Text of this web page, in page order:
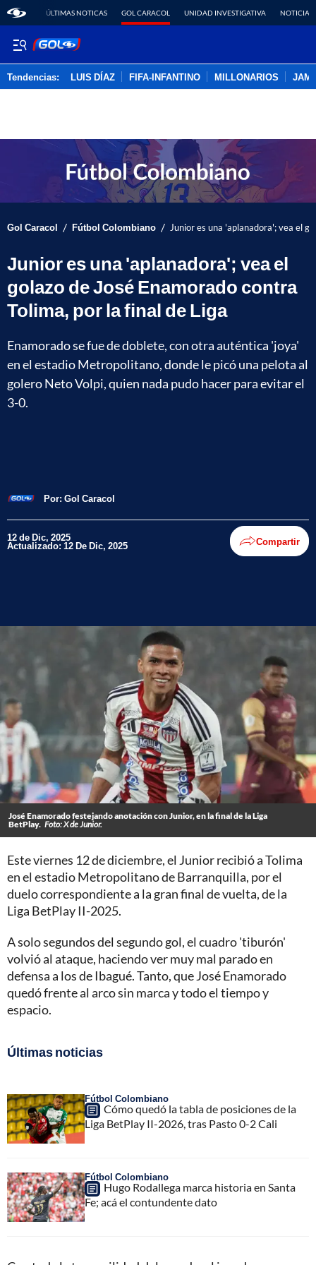
ÚLTIMAS NOTICAS GOL CARACOL UNIDAD INVESTIGATIVA NOTICIAS
Tendencias: LUIS DÍAZ FIFA-INFANTINO MILLONARIOS
Gol Caracol / Fútbol Colombiano / Junior es una 'aplanadora'; vea el
Junior es una 'aplanadora'; vea el
golazo de José Enamorado contra
Tolima, por la final de Liga
Enamorado se fue de doblete, con otra auténtica 'joya'
en el estadio Metropolitano, donde le picó una pelota al
golero Neto Volpi, quien nada pudo hacer para evitar el
3-0.
Por: Gol Caracol
12 de Dic, 2025
Actualizado: 12 De Dic, 2025 Compartir
José Enamorado festejando anotación con Junior, en la final de la Liga
BetPlay. Foto: X de Junior.
Este viernes 12 de diciembre, el Junior recibió a Tolima
en el estadio Metropolitano de Barranquilla, por el
duelo correspondiente a la gran final de vuelta, de la
Liga BetPlay II-2025.
A solo segundos del segundo gol, el cuadro 'tiburón'
volvió al ataque, haciendo ver muy mal parado en
defensa a los de Ibagué. Tanto, que José Enamorado
quedó frente al arco sin marca y todo el tiempo y
espacio.
Últimas noticias
Fútbol Colombiano
Cómo quedó la tabla de posiciones de la
Liga BetPlay II-2026, tras Pasto 0-2 Cali
Fútbol Colombiano
Hugo Rodallega marca historia en Santa
Fe; acá el contundente dato